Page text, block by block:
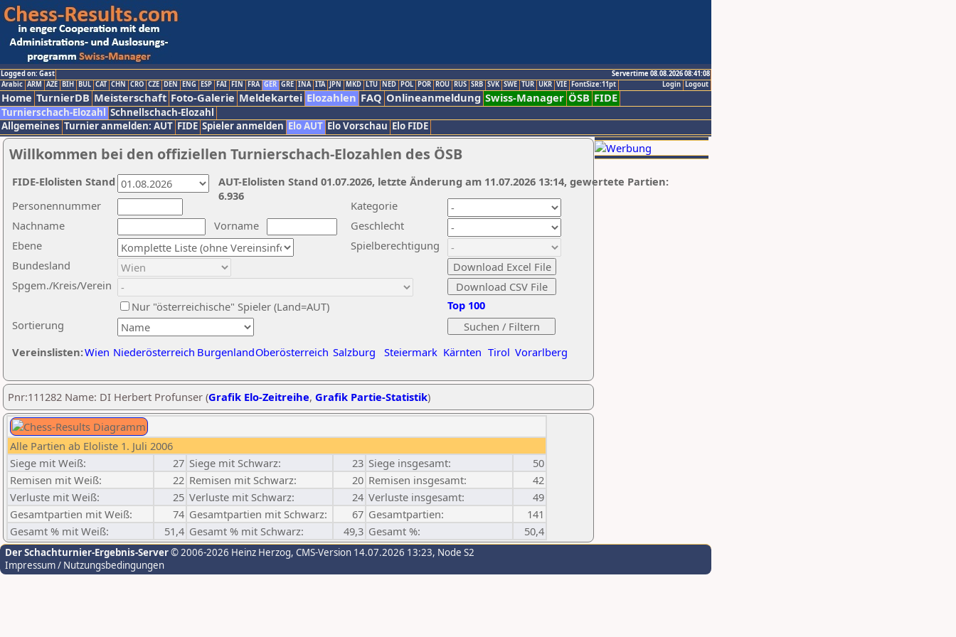
Logged on: Gast
Servertime 08.08.2026 08:41:08
Logout
Login
Arabic ARM AZE BIH BUL CAT CHN CRO CZE DEN ENG ESP FAI FIN FRA GER GRE INA ITA JPN MKD LTU NED POL POR ROU RUS SRB SVK SWE TUR UKR VIE FontSize:11pt
Home TurnierDB Meisterschaft Foto-Galerie Meldekartei Elozahlen FAQ Onlineanmeldung Swiss-Manager ÖSB FIDE
Turnierschach-Elozahl Schnellschach-Elozahl
Allgemeines Turnier anmelden: AUT FIDE Spieler anmelden Elo AUT Elo Vorschau Elo FIDE
Willkommen bei den offiziellen Turnierschach-Elozahlen des ÖSB
Nachname
Vorname
Ebene
Kategorie
Sortierung
Personennummer
Bundesland
Spgem./Kreis/Verein
Geschlecht
Nur "österreichische" Spieler (Land=AUT)
Spielberechtigung
Vereinslisten:Wien Niederösterreich BurgenlandOberösterreich Salzburg Steiermark Kärnten Tirol Vorarlberg
Top 100
AUT-Elolisten Stand 01.07.2026, letzte Änderung am 11.07.2026 13:14, gewertete Partien:
6.936
FIDE-Elolisten Stand
Pnr:111282 Name: DI Herbert Profunser (Grafik Elo-Zeitreihe, Grafik Partie-Statistik)
Alle Partien ab Eloliste 1. Juli 2006
Siege mit Weiß:
27 Siege mit Schwarz: 23 Siege insgesamt:
50
Remisen mit Weiß:
22 Remisen mit Schwarz: 20 Remisen insgesamt:
42
Verluste mit Weiß:
25 Verluste mit Schwarz: 24 Verluste insgesamt:
49
Gesamtpartien mit Weiß:
74 Gesamtpartien mit Schwarz: 67 Gesamtpartien:
141
Gesamt % mit Weiß:
51,4 Gesamt % mit Schwarz: 49,3 Gesamt %: 50,4
Der Schachturnier-Ergebnis-Server© 2006-2026 Heinz Herzog, CMS-Version 14.07.2026 13:23, Node S2
Impressum / Nutzungsbedingungen